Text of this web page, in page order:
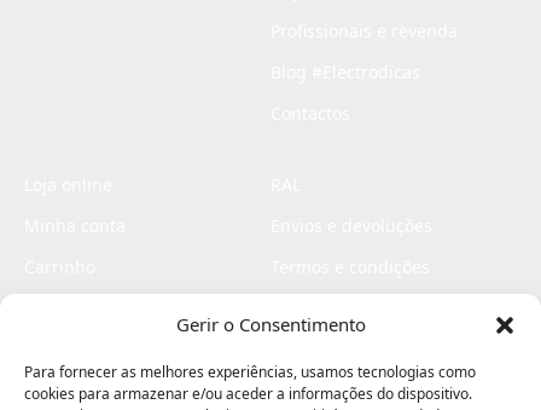
Gerir o Consentimento
Para fornecer as melhores experiências, usamos tecnologias como
cookies para armazenar e/ou aceder a informações do dispositivo.
Livro de elogios